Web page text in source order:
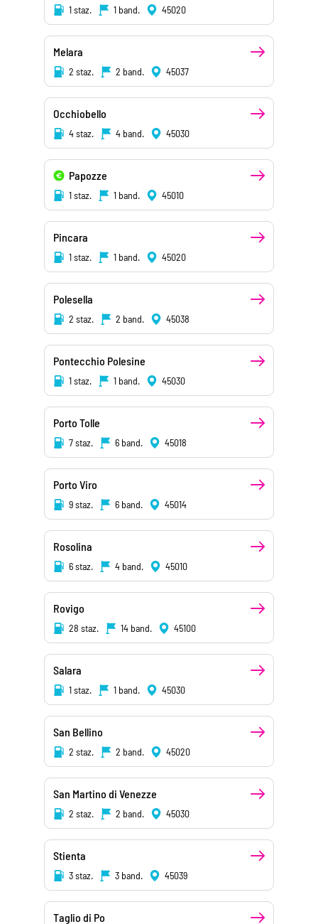
1 staz. 1 band. 45020
Melara
2 staz. 2 band. 45037
Occhiobello
4 staz. 4 band. 45030
Papozze
1 staz. 1 band. 45010
Pincara
1 staz. 1 band. 45020
Polesella
2 staz. 2 band. 45038
Pontecchio Polesine
1 staz. 1 band. 45030
Porto Tolle
7 staz. 6 band. 45018
Porto Viro
9 staz. 6 band. 45014
Rosolina
6 staz. 4 band. 45010
Rovigo
28 staz. 14 band. 45100
Salara
1 staz. 1 band. 45030
San Bellino
2 staz. 2 band. 45020
San Martino di Venezze
2 staz. 2 band. 45030
Stienta
3 staz. 3 band. 45039
Taglio di Po